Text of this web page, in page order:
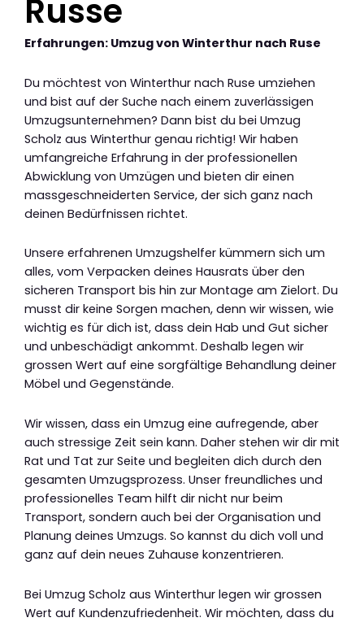
Russe
Erfahrungen: Umzug von Winterthur nach Ruse
Du möchtest von Winterthur nach Ruse umziehen
und bist auf der Suche nach einem zuverlässigen
Umzugsunternehmen? Dann bist du bei Umzug
Scholz aus Winterthur genau richtig! Wir haben
umfangreiche Erfahrung in der professionellen
Abwicklung von Umzügen und bieten dir einen
massgeschneiderten Service, der sich ganz nach
deinen Bedürfnissen richtet.
Unsere erfahrenen Umzugshelfer kümmern sich um
alles, vom Verpacken deines Hausrats über den
sicheren Transport bis hin zur Montage am Zielort. Du
musst dir keine Sorgen machen, denn wir wissen, wie
wichtig es für dich ist, dass dein Hab und Gut sicher
und unbeschädigt ankommt. Deshalb legen wir
grossen Wert auf eine sorgfältige Behandlung deiner
Möbel und Gegenstände.
Wir wissen, dass ein Umzug eine aufregende, aber
auch stressige Zeit sein kann. Daher stehen wir dir mit
Rat und Tat zur Seite und begleiten dich durch den
gesamten Umzugsprozess. Unser freundliches und
professionelles Team hilft dir nicht nur beim
Transport, sondern auch bei der Organisation und
Planung deines Umzugs. So kannst du dich voll und
ganz auf dein neues Zuhause konzentrieren.
Bei Umzug Scholz aus Winterthur legen wir grossen
Wert auf Kundenzufriedenheit. Wir möchten, dass du